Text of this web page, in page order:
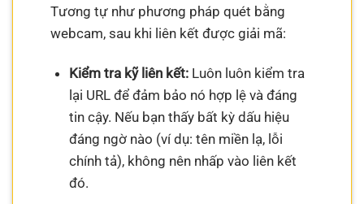
Tương tự như phương pháp quét bằng
webcam, sau khi liên kết được giải mã:
Kiểm tra kỹ liên kết:Luôn luôn kiểm tra
lại URL để đảm bảo nó hợp lệ và đáng
tin cậy. Nếu bạn thấy bất kỳ dấu hiệu
đáng ngờ nào (ví dụ: tên miền lạ, lỗi
chính tả), không nên nhấp vào liên kết
đó.